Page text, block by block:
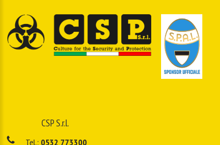
CSP S.r.l.
Tel.: 0532 773300